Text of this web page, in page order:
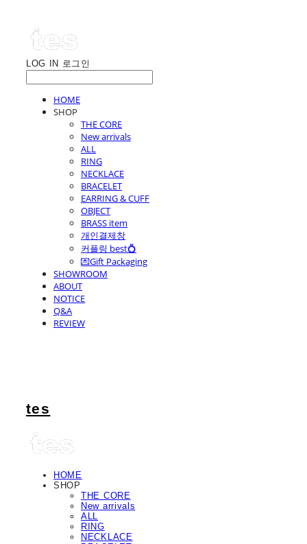
LOG IN 로그인
HOME
SHOP
THE CORE
New arrivals
ALL
RING
NECKLACE
BRACELET
EARRING & CUFF
OBJECT
BRASS item
개인결제창
커플링 best💍
💌Gift Packaging
SHOWROOM
ABOUT
NOTICE
Q&A
REVIEW
tes
HOME
SHOP
THE CORE
New arrivals
ALL
RING
NECKLACE